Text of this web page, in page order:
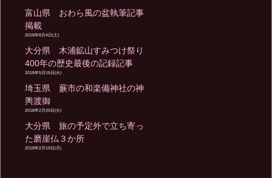
富山県 おわら風の盆執筆記事
掲載
2018年8月4日(土)
大分県 木浦鉱山すみつけ祭り
400年の歴史最後の記録記事
2018年5月15日(火)
埼玉県 蕨市の和楽備神社の神
輿渡御
2018年2月20日(火)
大分県 旅の予定外で立ち寄っ
た磨崖仏３か所
2018年2月19日(月)